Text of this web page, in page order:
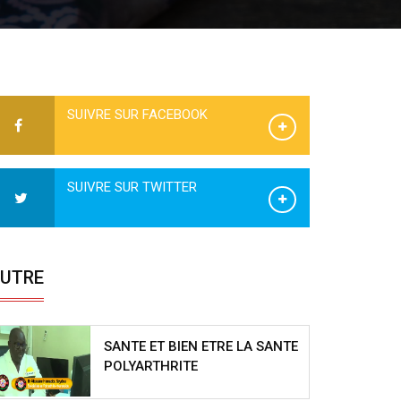
SUIVRE SUR FACEBOOK
SUIVRE SUR TWITTER
SANTE ET BIEN ETRE LA SANTE
POLYARTHRITE